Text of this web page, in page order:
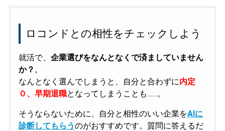
ロコンドとの相性をチェックしよう
就活で、 企業選びをなんとなくで済ましていません
か？ 。
なんとなく選んでしまうと、自分と合わずに内定
０、早期退職となってしまうことも……。
そうならないために、自分と相性のいい企業をAIに
診断してもらうのがおすすめです。質問に答えるだ